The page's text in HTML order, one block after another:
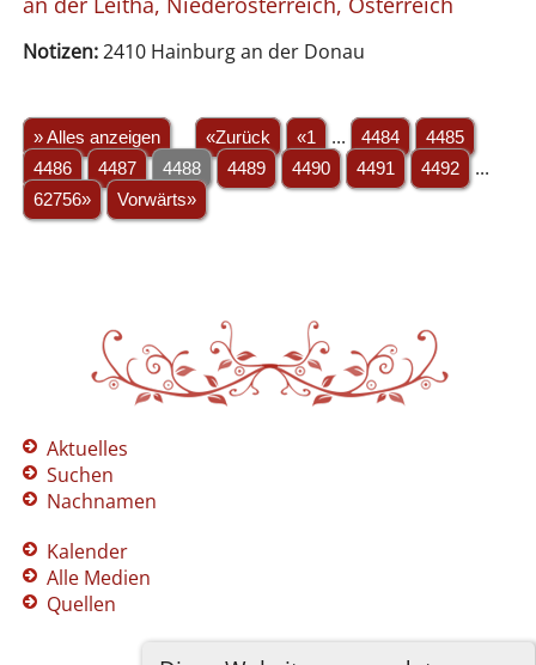
Notizen:2410 Hainburg an der Donau
» Alles anzeigen «Zurück «1 ... 4484
4485
4486
4487 4488 4489 4490 4491 4492
...
62756»
Vorwärts»
Aktuelles
Suchen
Nachnamen
Kalender
Alle Medien
Quellen